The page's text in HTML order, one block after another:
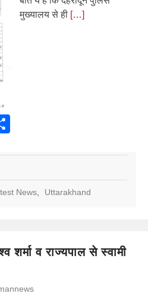
मुख्यालय से ही […]
News Uttarakhand
शर्मा व राज्यपाल से स्वामी